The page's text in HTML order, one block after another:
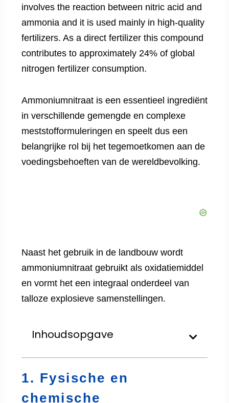
involves the reaction between nitric acid and
ammonia and it is used mainly in high-quality
fertilizers. As a direct fertilizer this compound
contributes to approximately 24% of global
nitrogen fertilizer consumption.
Ammoniumnitraat is een essentieel ingrediënt
in verschillende gemengde en complexe
meststofformuleringen en speelt dus een
belangrijke rol bij het tegemoetkomen aan de
voedingsbehoeften van de wereldbevolking.
Naast het gebruik in de landbouw wordt
ammoniumnitraat gebruikt als oxidatiemiddel
en vormt het een integraal onderdeel van
talloze explosieve samenstellingen.
Inhoudsopgave
1. Fysische en
chemische